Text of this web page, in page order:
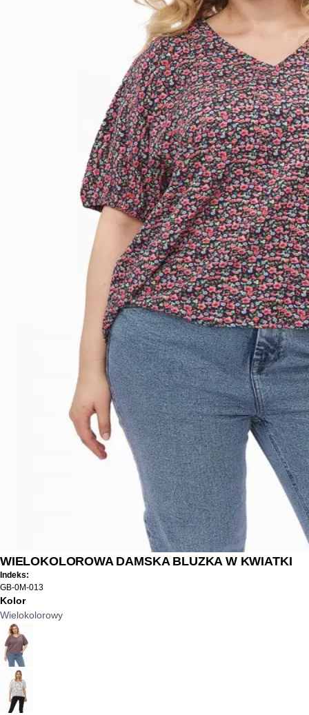
WIELOKOLOROWA DAMSKA BLUZKA W KWIATKI
Indeks:
GB-0M-013
Kolor
Wielokolorowy